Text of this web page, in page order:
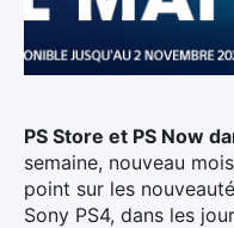
PS Store et PS Now
semaine, nouveau
point sur les
Sony PS4, dans les